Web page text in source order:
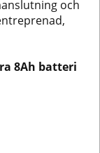
och
8Ah batteri